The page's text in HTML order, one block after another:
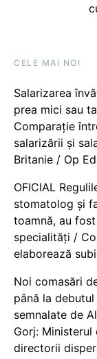
CELE MAI NOI
Salarizarea
prea mici sau
Comparație
salarizării și
Britanie / Op
OFICIAL
stomatolog și
toamnă, au
specialități /
elaborează
Noi comasări
până la
semnalate de
Gorj:
directorii